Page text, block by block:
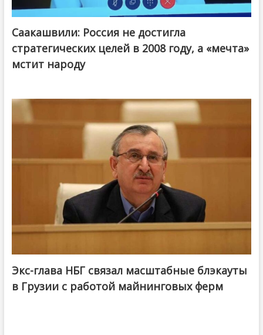
Саакашвили: Россия не достигла
стратегических целей в 2008 году, а «мечта»
мстит народу
Экс-глава НБГ связал масштабные блэкауты
в Грузии с работой майнинговых ферм